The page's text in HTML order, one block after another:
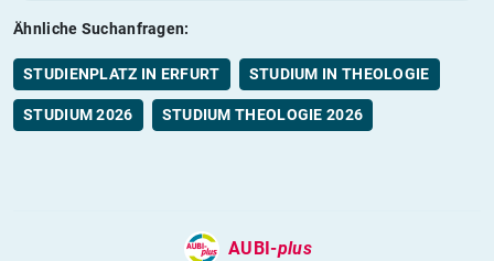
Ähnliche Suchanfragen:
STUDIENPLATZ IN ERFURT STUDIUM IN THEOLOGIE
STUDIUM 2026 STUDIUM THEOLOGIE 2026
AUBI-plus